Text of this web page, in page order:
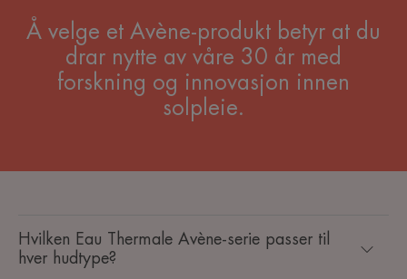
Å velge et Avène-produkt betyr at du
drar nytte av våre 30 år med
forskning og innovasjon innen
solpleie.
Hvilken Eau Thermale Avène-serie passer til
hver hudtype?